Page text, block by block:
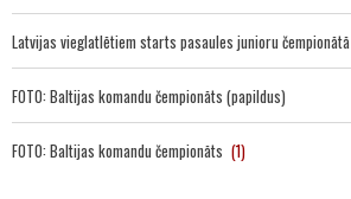
Latvijas vieglatlētiem starts pasaules junioru čempionātā
FOTO: Baltijas komandu čempionāts (papildus)
FOTO: Baltijas komandu čempionāts (1)